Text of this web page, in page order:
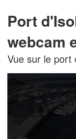
Port
webcam
Vue sur le port